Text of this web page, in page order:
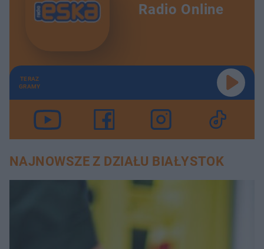
Radio Online
TERAZ
GRAMY
NAJNOWSZE Z DZIAŁU BIAŁYSTOK